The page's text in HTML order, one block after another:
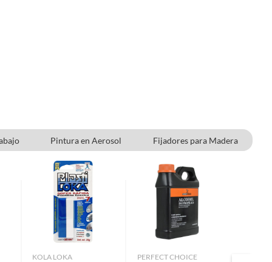
Pintura en Aerosol
Fijadores para Madera
KOLA LOKA PERFECT CHOICE